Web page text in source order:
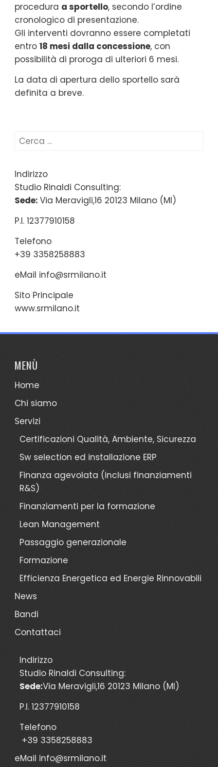
procedura a sportello, secondo l’ordine
cronologico di presentazione.
Gli interventi dovranno essere completati
entro 18 mesi dalla concessione, con
possibilità di proroga di ulteriori 6 mesi.
La data di apertura dello sportello sarà
definita a breve.
Ricerca
Indirizzo
Studio Rinaldi Consulting:
Sede: Via Meravigli,16 20123 Milano (MI)
P.I. 12377910158
Telefono
+39 3358258883
eMail info@srmilano.it
Sito Principale
www.srmilano.it
MENÙ
Home
Chi siamo
Servizi
Certificazioni Qualità, Ambiente, Sicurezza
Sw selection ed installazione ERP
Finanza agevolata (inclusi finanziamenti
R&S)
Finanziamenti per la formazione
Lean Management
Passaggio generazionale
Formazione
Efficienza Energetica ed Energie Rinnovabili
News
Bandi
Contattaci
Indirizzo
Studio Rinaldi Consulting:
Sede:Via Meravigli,16 20123 Milano (MI)
P.I. 12377910158
Telefono
+39 3358258883
eMail info@srmilano.it